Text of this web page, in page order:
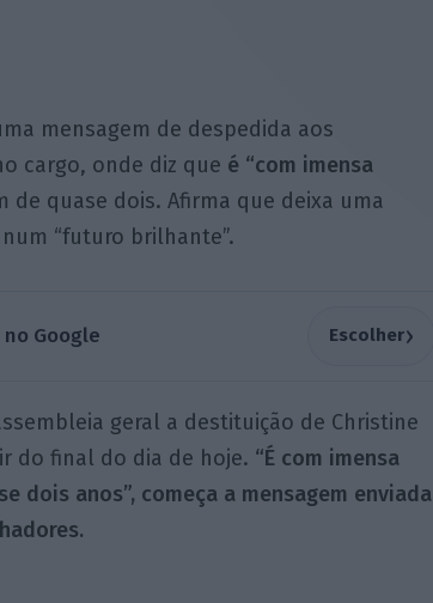
mensagem de despedida aos
cargo, onde diz que é “com imensa
de quase dois. Afirma que deixa uma
“futuro brilhante”.
Google Escolher›
geral a destituição de Christine
do final do dia de hoje. “É com imensa
dois anos”, começa a mensagem enviada